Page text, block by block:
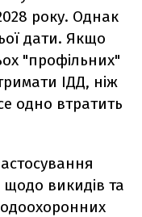
року. Однак
дати. Якщо
"профільних"
ІДД, ніж
одно втратить
щодо викидів та